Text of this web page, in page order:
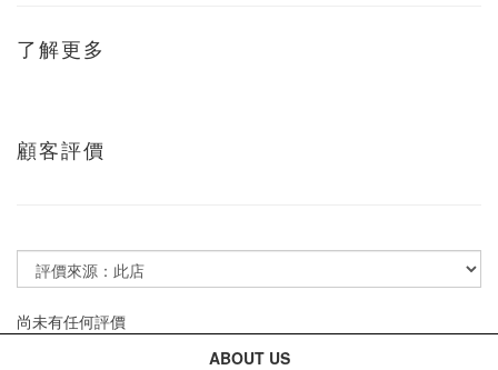
了解更多
顧客評價
尚未有任何評價
ABOUT US